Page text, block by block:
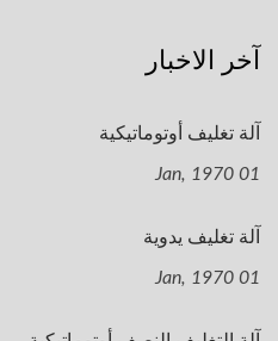
آخر الاخبار
آلة تغليف أوتوماتيكية
01 Jan, 1970
آلة تغليف يدوية
01 Jan, 1970